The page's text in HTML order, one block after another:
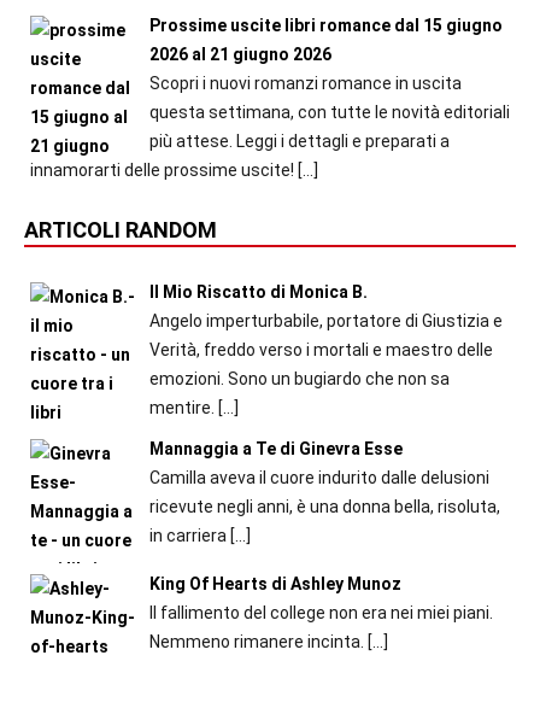
Prossime uscite libri romance dal 15 giugno
2026 al 21 giugno 2026
Scopri i nuovi romanzi romance in uscita
questa settimana, con tutte le novità editoriali
più attese. Leggi i dettagli e preparati a
innamorarti delle prossime uscite! […]
ARTICOLI RANDOM
Il Mio Riscatto di Monica B.
Angelo imperturbabile, portatore di Giustizia e
Verità, freddo verso i mortali e maestro delle
emozioni. Sono un bugiardo che non sa
mentire. […]
Mannaggia a Te di Ginevra Esse
Camilla aveva il cuore indurito dalle delusioni
ricevute negli anni, è una donna bella, risoluta,
in carriera […]
King Of Hearts di Ashley Munoz
Il fallimento del college non era nei miei piani.
Nemmeno rimanere incinta. […]